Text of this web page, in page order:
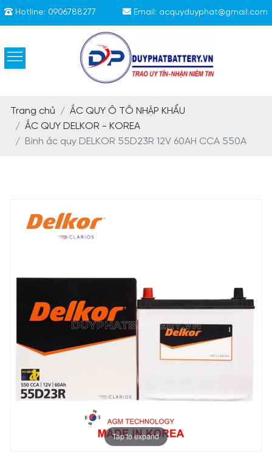
Hotline: 0906788277 Email: acquyduyphat@gmail.com
Trang chủ
ẮC QUY Ô TÔ NHẬP KHẨU
ẮC QUY DELKOR - KOREA
Bình ắc quy DELKOR 55D23R 12V 60AH CCA 550A
Tap to expand